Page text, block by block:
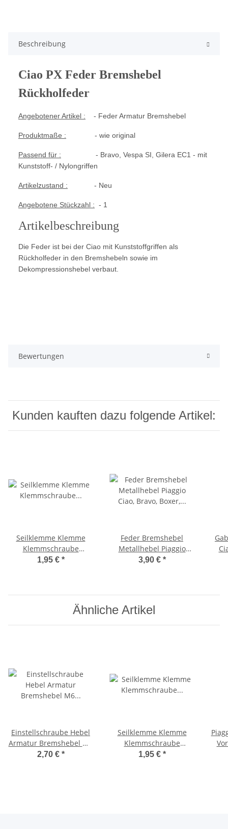
Beschreibung
Ciao PX Feder Bremshebel
Rückholfeder
Angebotener Artikel : - Feder Armatur Bremshebel
Produktmaße : - wie original
Passend für : - Bravo, Vespa SI, Gilera EC1 - mit
Kunststoff- / Nylongriffen
Artikelzustand : - Neu
Angebotene Stückzahl : - 1
Artikelbeschreibung
Die Feder ist bei der Ciao mit Kunststoffgriffen als
Rückholfeder in den Bremshebeln sowie im
Dekompressionshebel verbaut.
Bewertungen
Kunden kauften dazu folgende Artikel:
Seilklemme Klemme
Klemmschraube
BremszugKlemmplättchen
1,95 € *
Feder Bremshebel
Metallhebel Piaggio
Ciao, Bravo, Boxer, SI
3,90 € *
Ähnliche Artikel
Einstellschraube Hebel
Armatur Bremshebel M6
Rändelschraube Ciao,SI -
2,70 € *
Seilklemme Klemme
Klemmschraube
BremszugKlemmplättchen
1,95 € *